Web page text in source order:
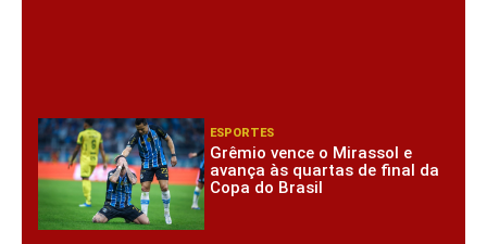
ESPORTES
Grêmio vence o Mirassol e
avança às quartas de final da
Copa do Brasil